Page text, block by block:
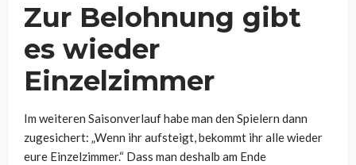
Zur Belohnung gibt
es wieder
Einzelzimmer
Im weiteren Saisonverlauf habe man den Spielern dann
zugesichert: „Wenn ihr aufsteigt, bekommt ihr alle wieder
eure Einzelzimmer.“ Dass man deshalb am Ende